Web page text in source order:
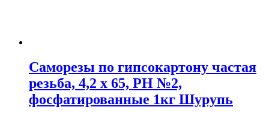
Саморезы по гипсокартону частая
резьба, 4,2 x 65, PH №2,
фосфатированные 1кг Шурупь